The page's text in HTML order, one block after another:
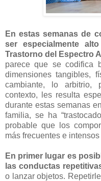
En estas semanas de
ser especialmente
Trastorno del Espectro
parece que se codifica
dimensiones tangibles,
cambiante, lo arbitrio,
contexto, les resulta
durante estas semanas
familia, se ha
probable que los
más frecuentes e intensos
En primer lugar es
las conductas
o lanzar objetos.